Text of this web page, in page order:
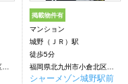
掲載物件有
マンション
城野（ＪＲ）駅
徒歩5分
シャーメゾン城野駅前